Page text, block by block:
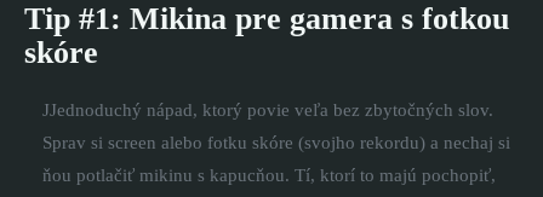
Tip #1: Mikina pre gamera s fotkou
skóre
JJednoduchý nápad, ktorý povie veľa bez zbytočných slov.
Sprav si screen alebo fotku skóre (svojho rekordu) a nechaj si
ňou potlačiť mikinu s kapucňou. Tí, ktorí to majú pochopiť,